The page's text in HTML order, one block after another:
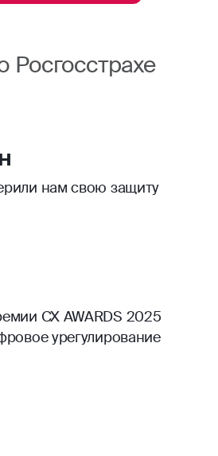
Росгосстрахе
нам свою защиту
CX AWARDS 2025
урегулирование